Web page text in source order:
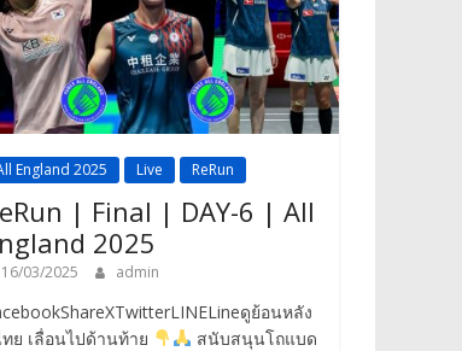
England 2025 Live ReRun
| Final | DAY-6 | All
2025
16/03/2025 admin
ดูย้อนหลัง
ทย เลื่อนไปด้านท้าย
สนับสนุนโถแบด